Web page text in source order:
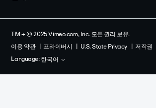
TM + © 2025 Vimeo.com, Inc. 모든 권리 보유.
이용 약관
프라이버시 U.S. State Privacy 저작권
Language:한국어